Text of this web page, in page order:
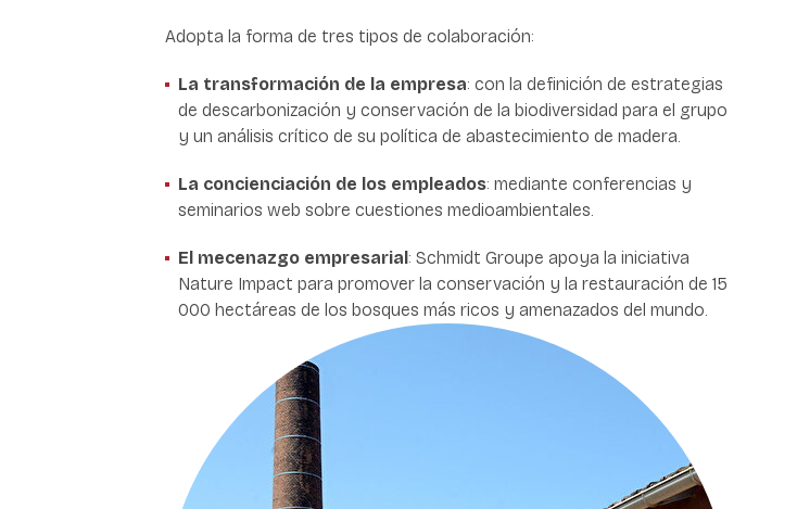
Adopta la forma de tres tipos de colaboración:
La transformación de la empresa: con la definición de estrategias
de descarbonización y conservación de la biodiversidad para el grupo
y un análisis crítico de su política de abastecimiento de madera.
La concienciación de los empleados: mediante conferencias y
seminarios web sobre cuestiones medioambientales.
El mecenazgo empresarial: Schmidt Groupe apoya la iniciativa
Nature Impact para promover la conservación y la restauración de 15
000 hectáreas de los bosques más ricos y amenazados del mundo.